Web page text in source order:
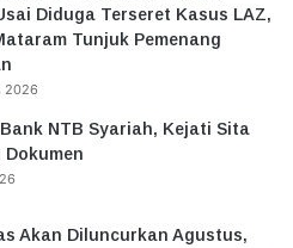
Diduga Terseret Kasus LAZ,
Tunjuk Pemenang
2026
NTB Syariah, Kejati Sita
Dokumen
Akan Diluncurkan Agustus,